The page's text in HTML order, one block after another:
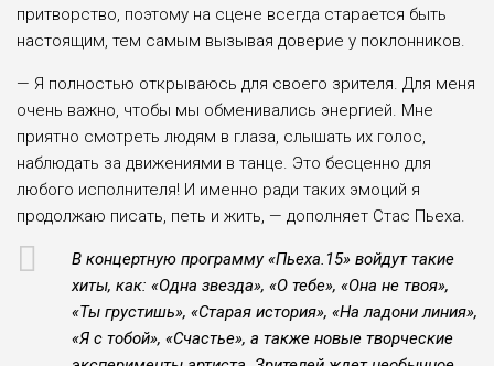
притворство, поэтому на сцене всегда старается быть
настоящим, тем самым вызывая доверие у поклонников.
— Я полностью открываюсь для своего зрителя. Для меня
очень важно, чтобы мы обменивались энергией. Мне
приятно смотреть людям в глаза, слышать их голос,
наблюдать за движениями в танце. Это бесценно для
любого исполнителя! И именно ради таких эмоций я
продолжаю писать, петь и жить, — дополняет Стас Пьеха.
В концертную программу «Пьеха.15» войдут такие
хиты, как: «Одна звезда», «О тебе», «Она не твоя»,
«Ты грустишь», «Старая история», «На ладони линия»,
«Я с тобой», «Счастье», а также новые творческие